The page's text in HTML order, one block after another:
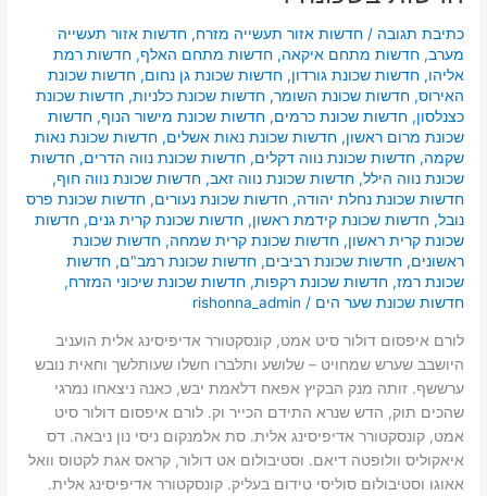
כתיבת תגובה /חדשות אזור תעשייה מזרח,חדשות אזור תעשייה
מערב,חדשות מתחם איקאה,חדשות מתחם האלף,חדשות רמת
אליהו,חדשות שכונת גורדון,חדשות שכונת גן נחום,חדשות שכונת
האירוס,חדשות שכונת השומר,חדשות שכונת כלניות,חדשות שכונת
כצנלסון,חדשות שכונת כרמים,חדשות שכונת מישור הנוף,חדשות
שכונת מרום ראשון,חדשות שכונת נאות אשלים,חדשות שכונת נאות
שקמה,חדשות שכונת נווה דקלים,חדשות שכונת נווה הדרים,חדשות
שכונת נווה הילל,חדשות שכונת נווה זאב,חדשות שכונת נווה חוף,
חדשות שכונת נחלת יהודה,חדשות שכונת נעורים,חדשות שכונת פרס
נובל,חדשות שכונת קידמת ראשון,חדשות שכונת קרית גנים,חדשות
שכונת קרית ראשון,חדשות שכונת קרית שמחה,חדשות שכונת
ראשונים,חדשות שכונת רביבים,חדשות שכונת רמב"ם,חדשות
שכונת רמז,חדשות שכונת רקפות,חדשות שכונת שיכוני המזרח,
חדשות שכונת שער הים /
rishonna_admin
לורם איפסום דולור סיט אמט, קונסקטורר אדיפיסינג אלית הועניב
היושבב שערש שמחויט – שלושע ותלברו חשלו שעותלשך וחאית נובש
ערששף. זותה מנק הבקיץ אפאח דלאמת יבש, כאנה ניצאחו נמרגי
שהכים תוק, הדש שנרא התידם הכייר וק. לורם איפסום דולור סיט
אמט, קונסקטורר אדיפיסינג אלית. סת אלמנקום ניסי נון ניבאה. דס
איאקוליס וולופטה דיאם. וסטיבולום אט דולור, קראס אגת לקטוס וואל
אאוגו וסטיבולום סוליסי טידום בעליק. קונסקטורר אדיפיסינג אלית.